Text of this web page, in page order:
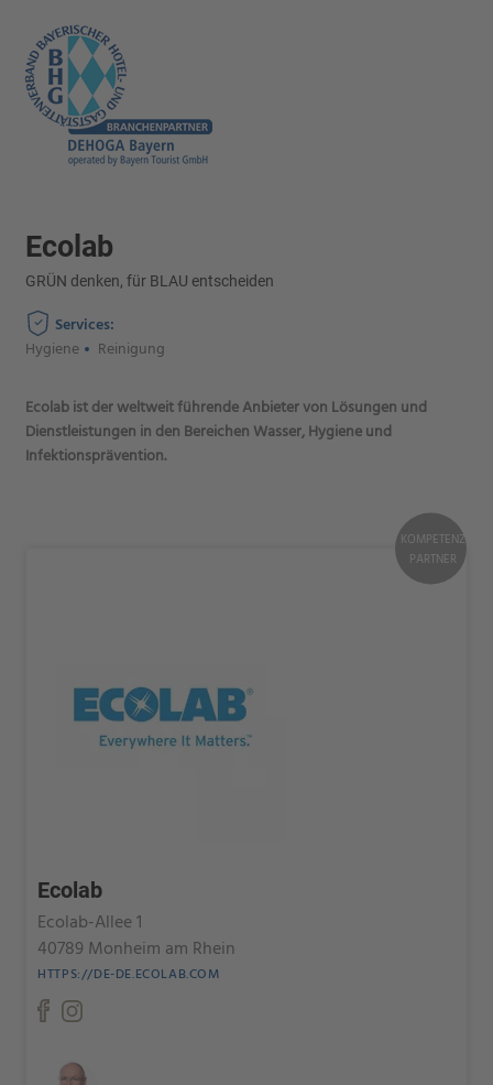
KOMPETENZ
PARTNER
Ecolab
Ecolab-Allee 1
40789 Monheim am Rhein
HTTPS://DE-DE.ECOLAB.COM
Ecolab
GRÜN denken, für BLAU entscheiden
Services:
Hygiene
Reinigung
Ecolab ist der weltweit führende Anbieter von Lösungen und
Dienstleistungen in den Bereichen Wasser, Hygiene und
Infektionsprävention.